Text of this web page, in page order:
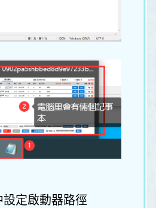
定啟動器路徑